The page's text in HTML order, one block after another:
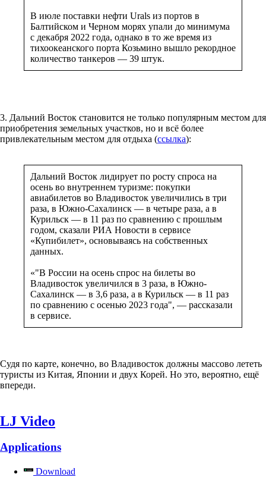
В июле поставки нефти Urals из портов в
Балтийском и Черном морях упали до минимума
с декабря 2022 года, однако в то же время из
тихоокеанского порта Козьмино вышло рекордное
количество танкеров — 39 штук.
3. Дальний Восток становится не только популярным местом для
приобретения земельных участков, но и всё более
привлекательным местом для отдыха (ссылка):
Дальний Восток лидирует по росту спроса на
осень во внутреннем туризме: покупки
авиабилетов во Владивосток увеличились в три
раза, в Южно-Сахалинск — в четыре раза, а в
Курильск — в 11 раз по сравнению с прошлым
годом, сказали РИА Новости в сервисе
«Купибилет», основываясь на собственных
данных.
«"В России на осень спрос на билеты во
Владивосток увеличился в 3 раза, в Южно-
Сахалинск — в 3,6 раза, а в Курильск — в 11 раз
по сравнению с осенью 2023 года", — рассказали
в сервисе.
Судя по карте, конечно, во Владивосток должны массово лететь
туристы из Китая, Японии и двух Корей. Но это, вероятно, ещё
впереди.
LJ Video
Applications
Download